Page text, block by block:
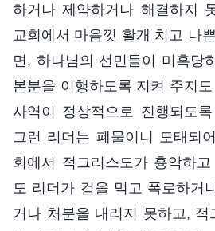
하거나 제약하거나 해결하지
교회에서 마음껏 활개 치고 나
면, 하나님의 선민들이 미혹당
본분을 이행하도록 지켜 주지
사역이 정상적으로 진행되도
그런 리더는 폐물이니 도태되
회에서 적그리스도가 흉악하
도 리더가 겁을 먹고 폭로하거
거나 처분을 내리지 못하고, 적